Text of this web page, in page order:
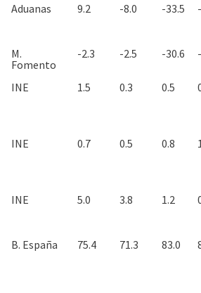
Aduanas 9.2 -8.0 -33.5
M.
Fomento
-2.3 -2.5 -30.6
INE 1.5 0.3 0.5
INE 0.7 0.5 0.8
INE 5.0 3.8 1.2
B. España 75.4 71.3 83.0